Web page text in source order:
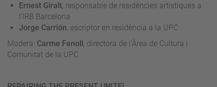
Ernest Giralt , responsable de residències artístiques a
l’IRB Barcelona
Jorge Carrión , escriptor en residència a la UPC
Modera: Carme Fenoll , directora de l’Àrea de Cultura i
Comunitat de la UPC